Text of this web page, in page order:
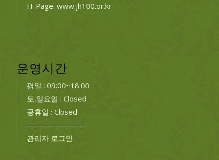
H-Page: www.jh100.or.kr
운영시간
평일 : 09:00~18:00
토,일요일 : Closed
공휴일 : Closed
———————-
관리자 로그인